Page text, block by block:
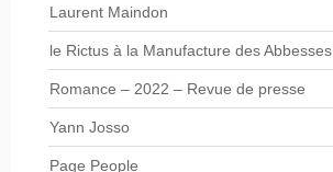
Laurent Maindon
le Rictus à la Manufacture des Abbesses
Romance – 2022 – Revue de presse
Yann Josso
Page People